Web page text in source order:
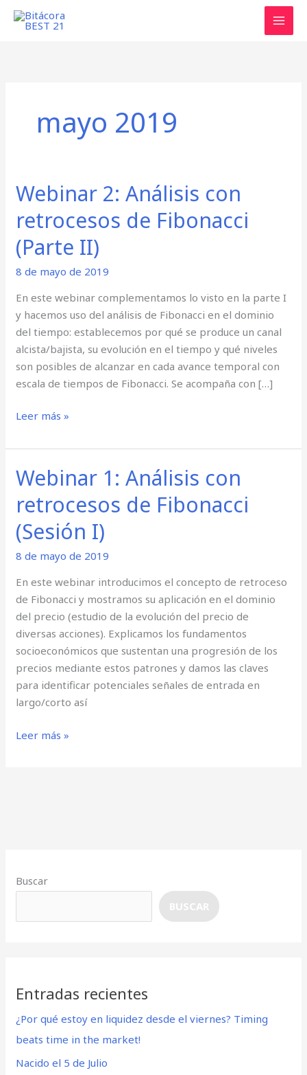
Buscar
BUSCAR
Entradas recientes
¿Por qué estoy en liquidez desde el viernes? Timing
beats time in the market!
Nacido el 5 de Julio
mayo 2019
Webinar 2: Análisis con
retrocesos de Fibonacci
(Parte II)
8 de mayo de 2019
En este webinar complementamos lo visto en la parte I
y hacemos uso del análisis de Fibonacci en el dominio
del tiempo: establecemos por qué se produce un canal
alcista/bajista, su evolución en el tiempo y qué niveles
son posibles de alcanzar en cada avance temporal con
escala de tiempos de Fibonacci. Se acompaña con […]
Webinar
2:
Análisis
con
retrocesos
de
II)
Leer más »
Webinar 1: Análisis con
retrocesos de Fibonacci
(Sesión I)
8 de mayo de 2019
En este webinar introducimos el concepto de retroceso
de Fibonacci y mostramos su aplicación en el dominio
del precio (estudio de la evolución del precio de
diversas acciones). Explicamos los fundamentos
socioeconómicos que sustentan una progresión de los
precios mediante estos patrones y damos las claves
para identificar potenciales señales de entrada en
largo/corto así
Webinar
1:
Análisis
con
retrocesos
de
(Sesión
I)
Leer más »